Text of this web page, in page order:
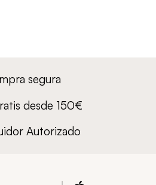
segura
desde 150€
Autorizado